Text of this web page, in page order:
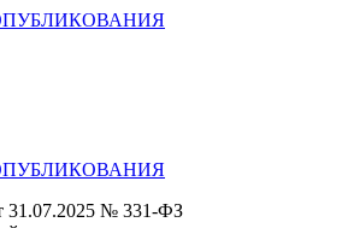
31.07.2025 № 331-ФЗ